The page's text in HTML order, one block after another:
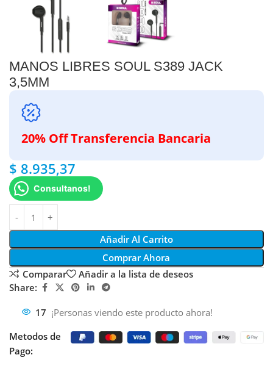
MANOS LIBRES SOUL S389 JACK
3,5MM
20% Off Transferencia Bancaria
$ 8.935,37
Consultanos!
Añadir Al Carrito
Comprar Ahora
Comparar
Añadir a la lista de deseos
Share:
17 ¡Personas viendo este producto ahora!
Metodos de
Pago: